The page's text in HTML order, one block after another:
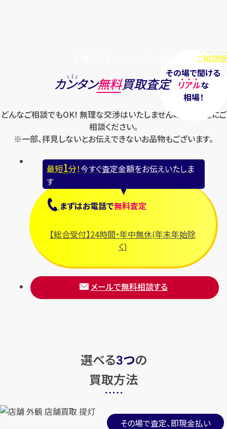
ご相談
その場で聞ける
リアルな
相場！
カンタン無料買取査定
どんなご相談でもOK! 無理な交渉はいたしませんのでお気軽にご
相談ください。
※一部、拝見しないとお伝えできないお品物もございます。
最短1分！今すぐ査定金額をお伝えいたしま
す
まずはお電話で無料査定
【総合受付】24時間・年中無休(年末年始除
く)
メールで無料相談する
選べる3つの
買取方法
その場で査定、即現金払い